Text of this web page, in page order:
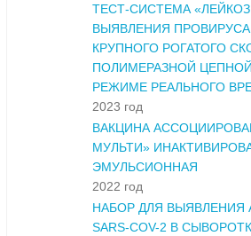
ТЕСТ-СИСТЕМА
ВЫЯВЛЕНИЯ
КРУПНОГО РОГАТОГО
ПОЛИМЕРАЗНОЙ
РЕЖИМЕ РЕАЛЬНОГО
2023 год
ВАКЦИНА
МУЛЬТИ»
ЭМУЛЬСИОННАЯ
2022 год
НАБОР ДЛЯ ВЫЯВЛЕНИЯ
SARS-COV-2 В